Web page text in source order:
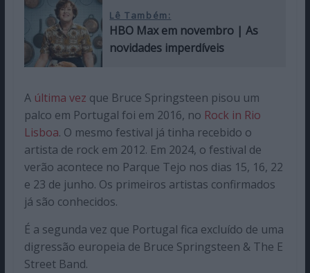
Lê Também:
HBO Max em novembro | As
novidades imperdíveis
Aúltima vez que Bruce Springsteen pisou um
palco em Portugal foi em 2016, no Rock in Rio
Lisboa. O mesmo festival já tinha recebido o
artista de rock em 2012. Em 2024, o festival de
verão acontece no Parque Tejo nos dias 15, 16, 22
e 23 de junho. Os primeiros artistas confirmados
já são conhecidos.
É a segunda vez que Portugal fica excluído de uma
digressão europeia de Bruce Springsteen & The E
Street Band.